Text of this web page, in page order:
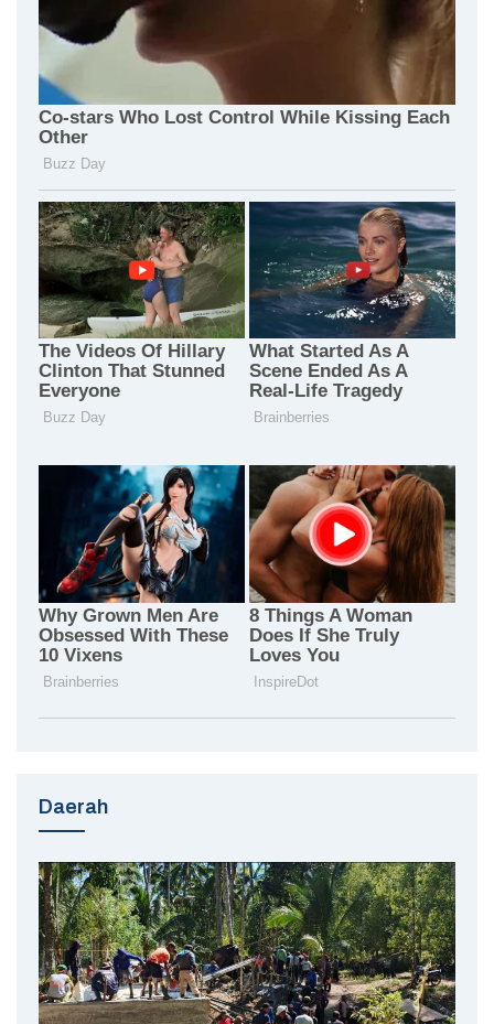
Daerah